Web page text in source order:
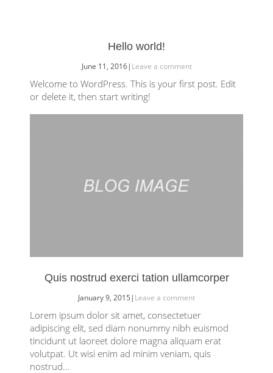
Hello world!
June 11, 2016| Leave a comment
Welcome to WordPress. This is your first post. Edit
or delete it, then start writing!
Quis nostrud exerci tation ullamcorper
January 9, 2015 | Leave a comment
Lorem ipsum dolor sit amet, consectetuer
adipiscing elit, sed diam nonummy nibh euismod
tincidunt ut laoreet dolore magna aliquam erat
volutpat. Ut wisi enim ad minim veniam, quis
nostrud...